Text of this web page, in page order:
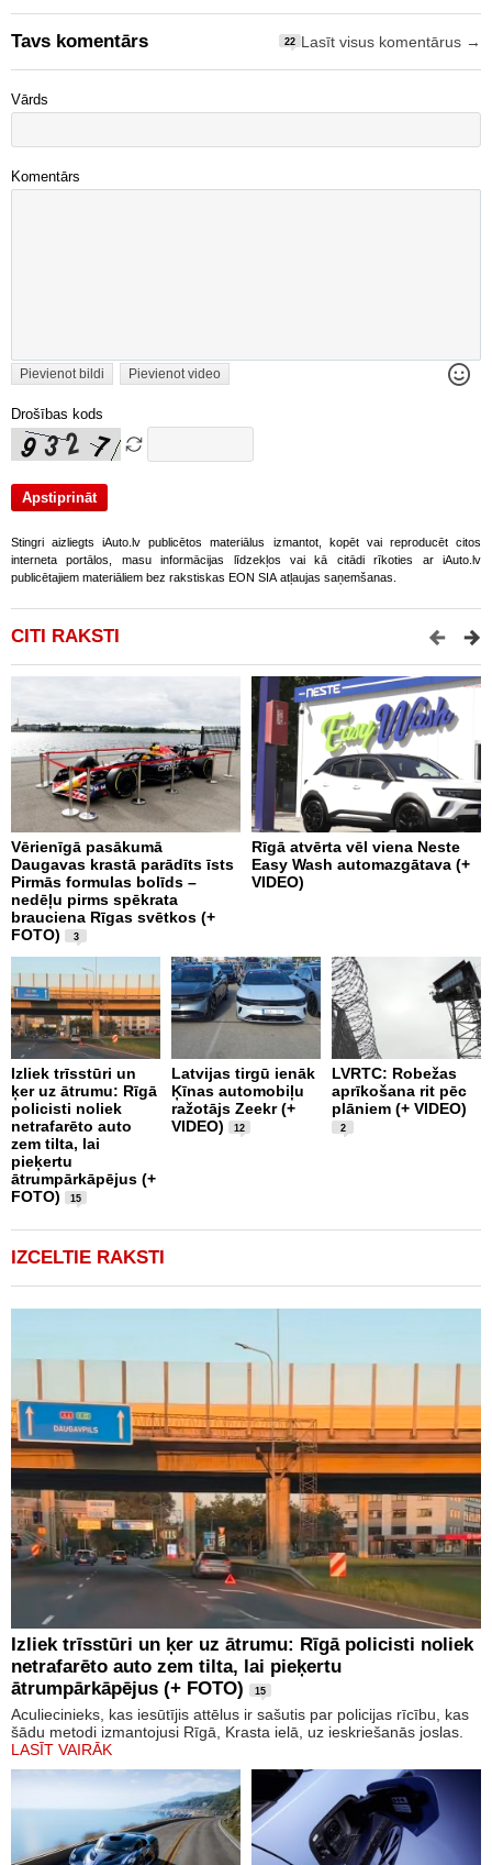
Tavs komentārs 22 Lasīt visus komentārus →
Vārds
Komentārs
Pievienot bildi Pievienot video
Drošības kods
Stingri aizliegts iAuto.lv publicētos materiālus izmantot, kopēt vai reproducēt citos
interneta portālos, masu informācijas līdzekļos vai kā citādi rīkoties ar iAuto.lv
publicētajiem materiāliem bez rakstiskas EON SIA atļaujas saņemšanas.
CITI RAKSTI
Vērienīgā pasākumā
Daugavas krastā parādīts īsts
Pirmās formulas bolīds –
nedēļu pirms spēkrata
brauciena Rīgas svētkos (+
FOTO)
3
Rīgā atvērta vēl viena Neste
Easy Wash automazgātava (+
VIDEO)
Izliek trīsstūri un
ķer uz ātrumu: Rīgā
policisti noliek
netrafarēto auto
zem tilta, lai
pieķertu
ātrumpārkāpējus (+
FOTO)
15
Latvijas tirgū ienāk
Ķīnas automobiļu
ražotājs Zeekr (+
VIDEO)
12
LVRTC: Robežas
aprīkošana rit pēc
plāniem (+ VIDEO)
2
IZCELTIE RAKSTI
Izliek trīsstūri un ķer uz ātrumu: Rīgā policisti noliek
netrafarēto auto zem tilta, lai pieķertu
ātrumpārkāpējus (+ FOTO)
15
Aculiecinieks, kas iesūtījis attēlus ir sašutis par policijas rīcību, kas
šādu metodi izmantojusi Rīgā, Krasta ielā, uz ieskriešanās joslas.
LASĪT VAIRĀK